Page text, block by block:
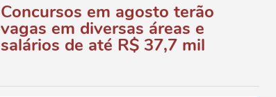
Concursos em agosto terão
vagas em diversas áreas e
salários de até R$ 37,7 mil